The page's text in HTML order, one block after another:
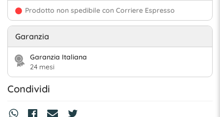
Prodotto non spedibile con Corriere Espresso
Garanzia
Garanzia Italiana
24 mesi
Condividi